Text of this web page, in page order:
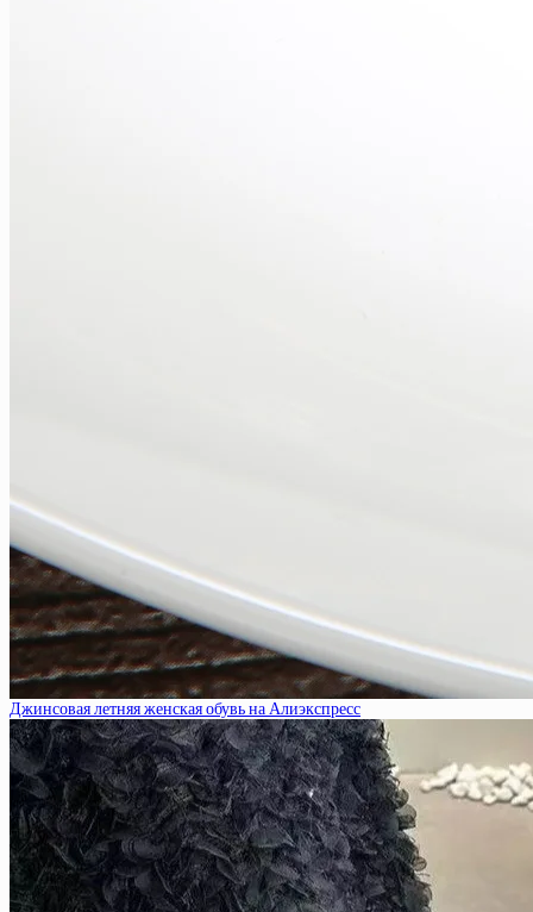
Джинсовая летняя женская обувь на Алиэкспресс